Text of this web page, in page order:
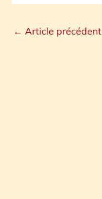
← Article précédent